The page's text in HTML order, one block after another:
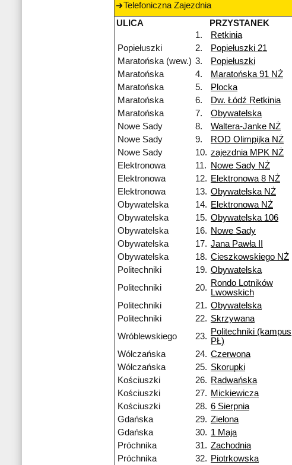
Telefoniczna Zajezdnia
ULICA
PRZYSTANEK
1.
Retkinia
Popiełuszki
2. Popiełuszki 21
Maratońska (wew.) 3. Popiełuszki
Maratońska
4. Maratońska 91 NŻ
Maratońska
5. Plocka
Maratońska
6. Dw. Łódź Retkinia
Maratońska
7. Obywatelska
Nowe Sady
8. Waltera-Janke NŻ
Nowe Sady
9. ROD Olimpijka NŻ
Nowe Sady
10. zajezdnia MPK NŻ
Elektronowa
11. Nowe Sady NŻ
Elektronowa
12. Elektronowa 8 NŻ
Elektronowa
13. Obywatelska NŻ
Obywatelska
14. Elektronowa NŻ
Obywatelska
15. Obywatelska 106
Obywatelska
16. Nowe Sady
Obywatelska
17. Jana Pawła II
Obywatelska
18. Cieszkowskiego NŻ
Politechniki
19. Obywatelska
Politechniki
20. Rondo Lotników
Lwowskich
Politechniki 21. Obywatelska
Politechniki
22. Skrzywana
Wróblewskiego
23. Politechniki (kampus
PŁ)
Wólczańska 24. Czerwona
Wólczańska
25. Skorupki
Kościuszki
26. Radwańska
Kościuszki
27. Mickiewicza
Kościuszki
28. 6 Sierpnia
Gdańska
29. Zielona
Gdańska
30. 1 Maja
Próchnika
31. Zachodnia
Próchnika
32. Piotrkowska